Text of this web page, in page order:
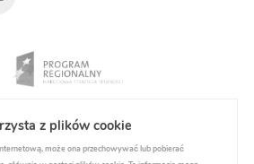
z plików cookie
może ona przechowywać lub pobierać